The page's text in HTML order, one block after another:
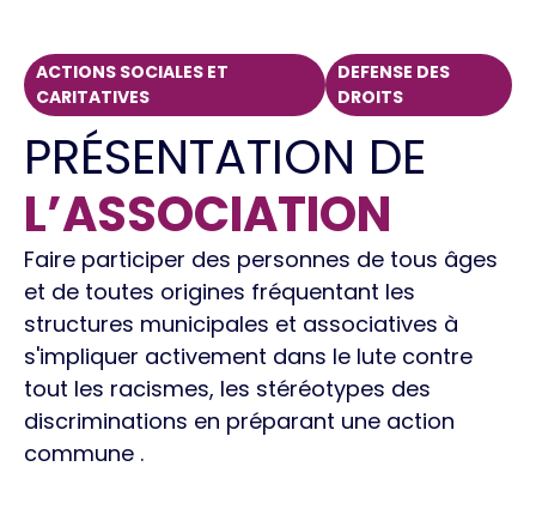
ACTIONS SOCIALES ET
CARITATIVES
DEFENSE DES
DROITS
PRÉSENTATION DE
L’ASSOCIATION
Faire participer des personnes de tous âges
et de toutes origines fréquentant les
structures municipales et associatives à
s'impliquer activement dans le lute contre
tout les racismes, les stéréotypes des
discriminations en préparant une action
commune .